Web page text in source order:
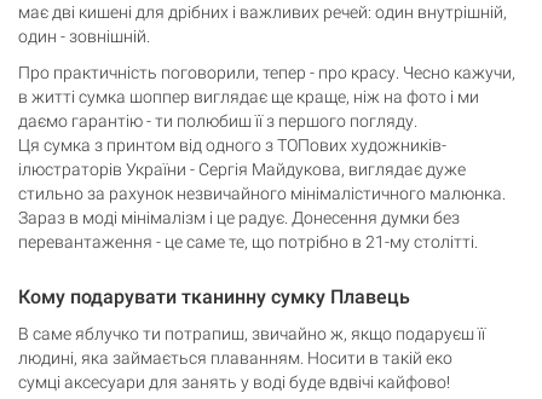
має дві кишені для дрібних і важливих речей: один внутрішній,
один - зовнішній.
Про практичність поговорили, тепер - про красу. Чесно кажучи,
в житті сумка шоппер виглядає ще краще, ніж на фото і ми
даємо гарантію - ти полюбиш її з першого погляду.
Ця сумка з принтом від одного з ТОПових художників-
ілюстраторів України - Сергія Майдукова, виглядає дуже
стильно за рахунок незвичайного мінімалістичного малюнка.
Зараз в моді мінімалізм і це радує. Донесення думки без
перевантаження - це саме те, що потрібно в 21-му столітті.
Кому подарувати тканинну сумку Плавець
В саме яблучко ти потрапиш, звичайно ж, якщо подаруєш її
людині, яка займається плаванням. Носити в такій еко
сумці аксесуари для занять у воді буде вдвічі кайфово!
Кошик 0 товари
Кошик порожній